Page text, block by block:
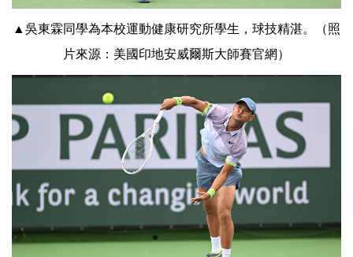
▲吳東霖同學為本校運動健康研究所學生，球技精湛。（照
片來源：美國印地安威爾斯大師賽官網）